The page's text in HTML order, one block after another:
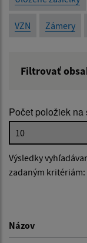
VZN Zámery
Filtrovať
Popis:
Dátum
Počet položiek na
Výsledky
zadaným kritériám:
Názov